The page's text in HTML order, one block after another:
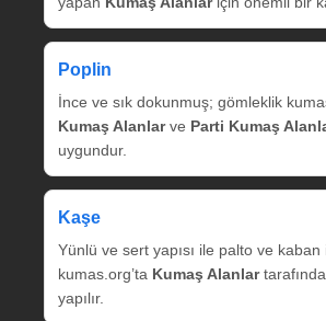
Poplin
İnce ve sık dokunmuş; gömleklik
Kumaş Alanlarve Parti Kumaş
uygundur.
Kaşe
Yünlü ve sert yapısı ile palto ve kaban
kumas.org’ta Kumaş Alanlar
yapılır.